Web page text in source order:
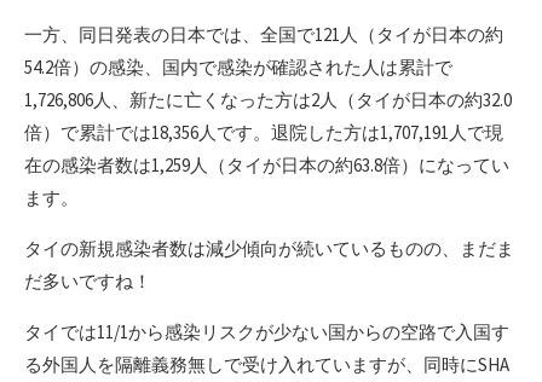
一方、同日発表の日本では、全国で121人（タイが日本の約
54.2倍）の感染、国内で感染が確認された人は累計で
1,726,806人、新たに亡くなった方は2人（タイが日本の約32.0
倍）で累計では18,356人です。退院した方は1,707,191人で現
在の感染者数は1,259人（タイが日本の約63.8倍）になってい
ます。
タイの新規感染者数は減少傾向が続いているものの、まだま
だ多いですね！
タイでは11/1から感染リスクが少ない国からの空路で入国す
る外国人を隔離義務無しで受け入れていますが、同時にSHA